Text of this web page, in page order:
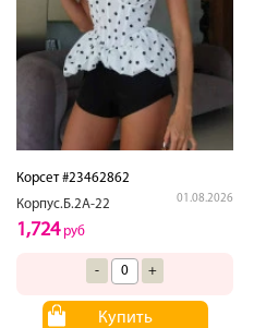
Корсет #23462862
Корпус.Б.2А-22
01.08.2026
1,724руб
- +
Купить